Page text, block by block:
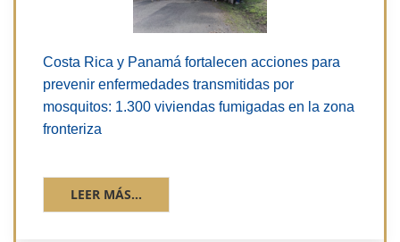
Costa Rica y Panamá fortalecen acciones para
prevenir enfermedades transmitidas por
mosquitos: 1.300 viviendas fumigadas en la zona
fronteriza
LEER MÁS...